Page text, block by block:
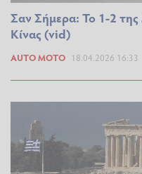
Σαν Σήμερα: To 1-2
Κίνας (vid)
AUTO MOTO 18.04.2026 16:33